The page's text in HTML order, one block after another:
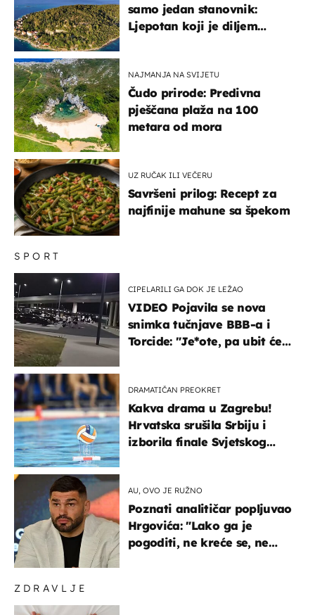
ZDRAVLJE
SPORT
CIPELARILI GA DOK JE LEŽAO
VIDEO Pojavila se nova
snimka tučnjave BBB-a i
Torcide: "Je*ote, pa ubit će
DRAMATIČAN PREOKRET
Kakva drama u Zagrebu!
Hrvatska srušila Srbiju i
izborila finale Svjetskog
AU, OVO JE RUŽNO
Poznati analitičar popljuvao
Hrgovića: "Lako ga je
pogoditi, ne kreće se, ne
samo jedan stanovnik:
Ljepotan koji je diljem
NAJMANJA NA SVIJETU
Čudo prirode: Predivna
pješčana plaža na 100
metara od mora
UZ RUČAK ILI VEČERU
Savršeni prilog: Recept za
najfinije mahune sa špekom